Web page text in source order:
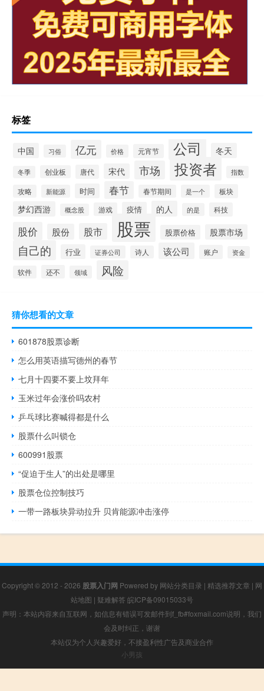
标签
中国 习俗 亿元 价格 元宵节 公司 冬天
冬季 创业板 唐代 宋代 市场 投资者 指数
攻略 新能源 时间 春节 春节期间 是一个 板块
梦幻西游 概念股 游戏 疫情 的人 的是 科技
股价 股份 股市 股票 股票价格 股票市场
自己的 行业 证券公司 诗人 该公司 账户 资金
软件 还不 领域 风险
猜你想看的文章
601878股票诊断
怎么用英语描写德州的春节
七月十四要不要上坟拜年
玉米过年会涨价吗农村
乒乓球比赛喊得都是什么
股票什么叫锁仓
600991股票
“促迫于生人”的出处是哪里
股票仓位控制技巧
一带一路板块异动拉升 贝肯能源冲击涨停
Copyright © 2012 - 2026 股票入门网 Powered by 网站分类目录 | 精选推荐文章 | 网
站地图 | 疑难解答 皖ICP备09015033号
声明：本站内容来自互联网，如信息有错误可发邮件到f_fb#foxmail.com说明，我们
会及时纠正，谢谢
本站仅为个人兴趣爱好，不接盈利性广告及商业合作
小男孩